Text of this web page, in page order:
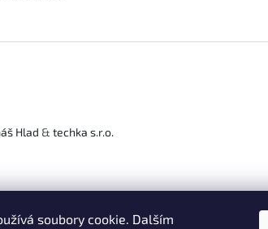
soubory cookie. Dalším
Hlad & techka s.r.o.